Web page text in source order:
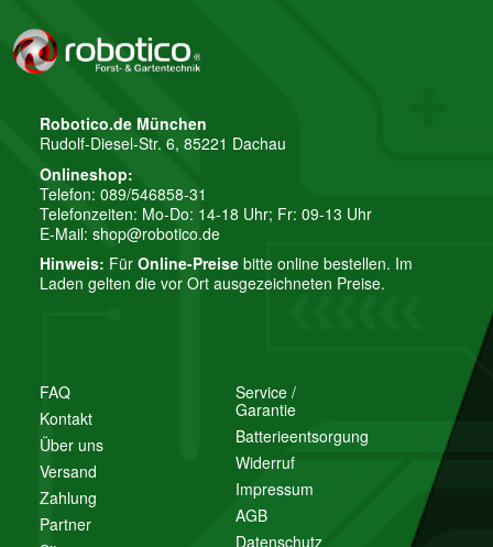
FAQ
Kontakt
Über uns
Versand
Zahlung
Partner
Service /
Garantie
Batterieentsorgung
Widerruf
Impressum
AGB
Datenschutz
Robotico.de München
Rudolf-Diesel-Str. 6, 85221 Dachau
Onlineshop:
Telefon: 089/546858-31
Telefonzeiten: Mo-Do: 14-18 Uhr; Fr: 09-13 Uhr
E-Mail: shop@robotico.de
Hinweis: Für Online-Preise bitte online bestellen. Im
Laden gelten die vor Ort ausgezeichneten Preise.